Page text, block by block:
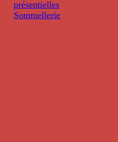
présentielles
Sommellerie